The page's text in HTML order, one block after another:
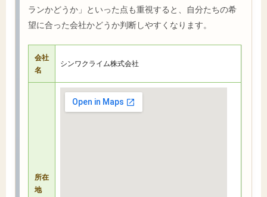
ランかどうか」といった点も重視すると、自分たちの希
望に合った会社かどうか判断しやすくなります。
会社
名
シンワクライム株式会社
所在
地